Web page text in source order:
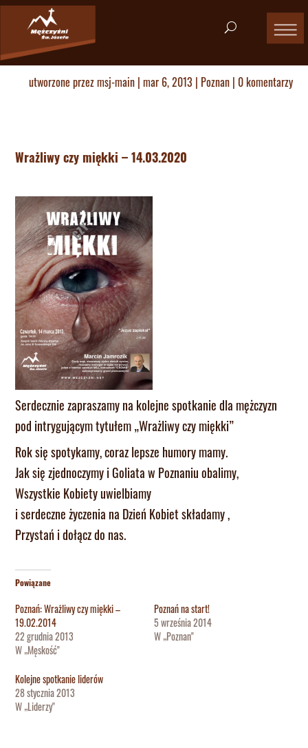
utworzone przezmsj-main| mar 6, 2013 | Poznan| 0 komentarzy
Wrażliwy czy miękki – 14.03.2020
Serdecznie zapraszamy na kolejne spotkanie dla mężczyzn
pod intrygującym tytułem „Wrażliwy czy miękki”
Rok się spotykamy, coraz lepsze humory mamy.
Jak się zjednoczymy i Goliata w Poznaniu obalimy,
Wszystkie Kobiety uwielbiamy
i serdeczne życzenia na Dzień Kobiet składamy ,
Przystań i dołącz do nas.
Powiązane
Poznań: Wrażliwy czy miękki –
19.02.2014
22 grudnia 2013
W „Męskość"
Poznań na start!
5 września 2014
W „Poznan"
Kolejne spotkanie liderów
28 stycznia 2013
W „Liderzy"